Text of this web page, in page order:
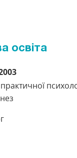
освіта
практичної